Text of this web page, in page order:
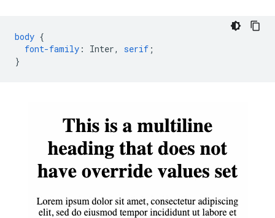
body {
font-family : Inter, serif ;
}